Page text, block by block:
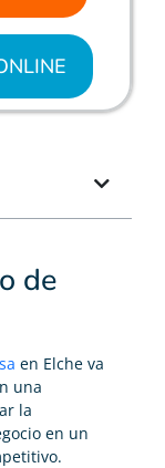
de
en Elche va
una
la
en un